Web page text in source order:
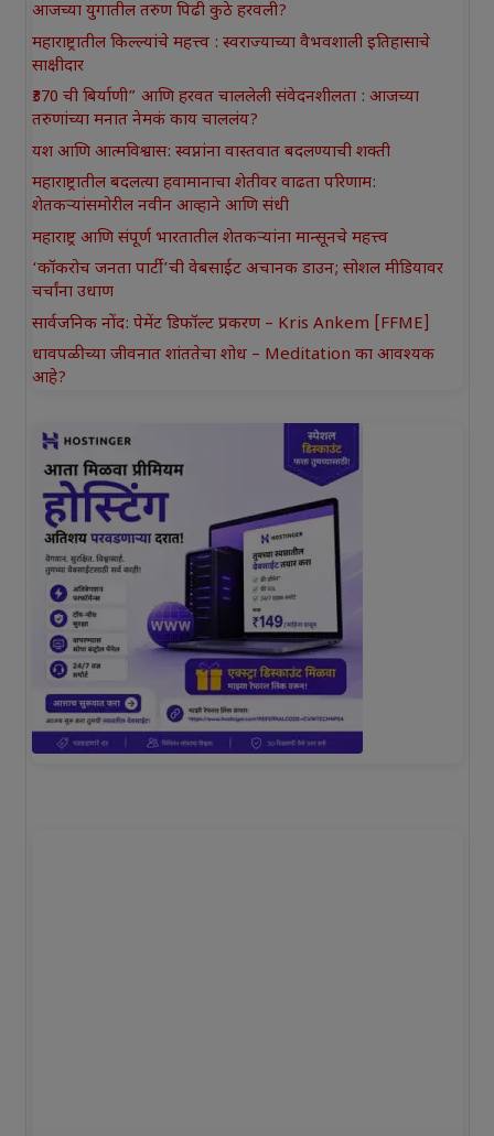
आजच्या युगातील तरुण पिढी कुठे हरवली?
महाराष्ट्रातील किल्ल्यांचे महत्त्व : स्वराज्याच्या वैभवशाली इतिहासाचे
साक्षीदार
₹370 ची बिर्याणी” आणि हरवत चाललेली संवेदनशीलता : आजच्या
तरुणांच्या मनात नेमकं काय चाललंय?
यश आणि आत्मविश्वास: स्वप्नांना वास्तवात बदलण्याची शक्ती
महाराष्ट्रातील बदलत्या हवामानाचा शेतीवर वाढता परिणाम:
शेतकऱ्यांसमोरील नवीन आव्हाने आणि संधी
महाराष्ट्र आणि संपूर्ण भारतातील शेतकऱ्यांना मान्सूनचे महत्त्व
‘कॉकरोच जनता पार्टी’ची वेबसाईट अचानक डाउन; सोशल मीडियावर
चर्चांना उधाण
सार्वजनिक नोंद: पेमेंट डिफॉल्ट प्रकरण – Kris Ankem [FFME]
धावपळीच्या जीवनात शांततेचा शोध – Meditation का आवश्यक
आहे?